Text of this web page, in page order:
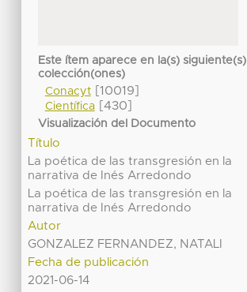
Este ítem aparece en la(s) siguiente(s)
colección(ones)
Conacyt[10019]
Científica[430]
Visualización del Documento
Título
La poética de las transgresión en la
narrativa de Inés Arredondo
La poética de las transgresión en la
narrativa de Inés Arredondo
Autor
GONZALEZ FERNANDEZ, NATALI
Fecha de publicación
2021-06-14